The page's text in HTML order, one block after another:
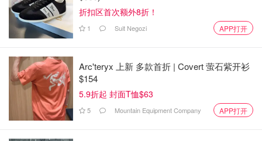
折扣区首次额外8折！
1 Suit Negozi APP打开
Arc'teryx 上新 多款首折 | Covert 萤石紫开衫
$154
5.9折起 封面T恤$63
5 Mountain Equipment Company APP打开